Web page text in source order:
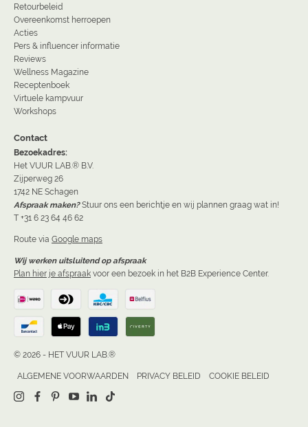
Retourbeleid
Overeenkomst herroepen
Acties
Pers & influencer informatie
Reviews
Wellness Magazine
Receptenboek
Virtuele kampvuur
Workshops
Contact
Bezoekadres:
Het VUUR LAB.® B.V.
Zijperweg 26
1742 NE Schagen
Afspraak maken? Stuur ons een berichtje en wij plannen graag wat in!
T +31 6 23 64 46 62
Route via Google maps
Wij werken uitsluitend op afspraak
Plan hier je afspraak voor een bezoek in het B2B Experience Center.
© 2026 - HET VUUR LAB.®
ALGEMENE VOORWAARDEN PRIVACY BELEID COOKIE BELEID